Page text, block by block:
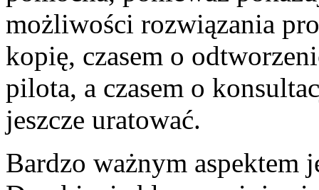
możliwości rozwiązania
kopię, czasem o
pilota, a czasem o
jeszcze uratować.
Bardzo ważnym aspektem